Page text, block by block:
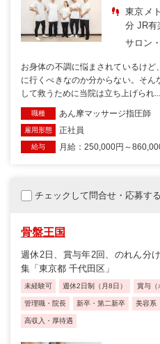
東京メ
分 JR有
サロン
お身体の不調に悩まされているけ
に行くべきなのか分からない。そ
して救うために当院は立ち上げられ...
職種 あん摩マッサージ指圧師
雇用形態 正社員
給与 月給：250,000円～
チェックして問合せ・応募する
骨盤王国
週休2日、賞与年2回、のれん分
集「東京都 千代田区」
未経験可 週休2日制（月8日） 賞与（
管理職・院長 新卒・第二新卒 美容系
高収入・厚待遇